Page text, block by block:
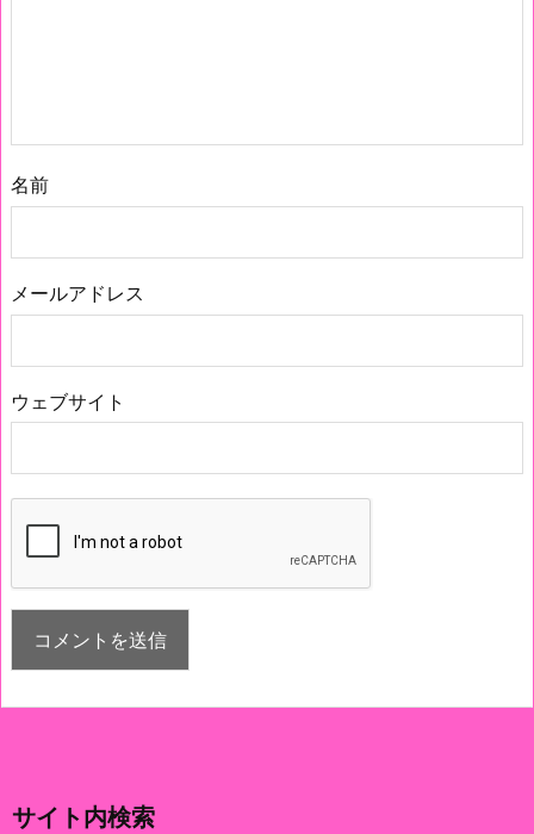
名前
メールアドレス
ウェブサイト
サイト内検索